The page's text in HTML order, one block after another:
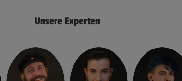
Unsere Experten